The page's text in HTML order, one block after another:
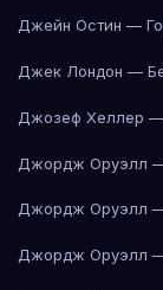
Джейн Остин —
Джек Лондон —
Джозеф Хеллер
Джордж Оруэлл
Джордж Оруэлл
Джордж Оруэлл